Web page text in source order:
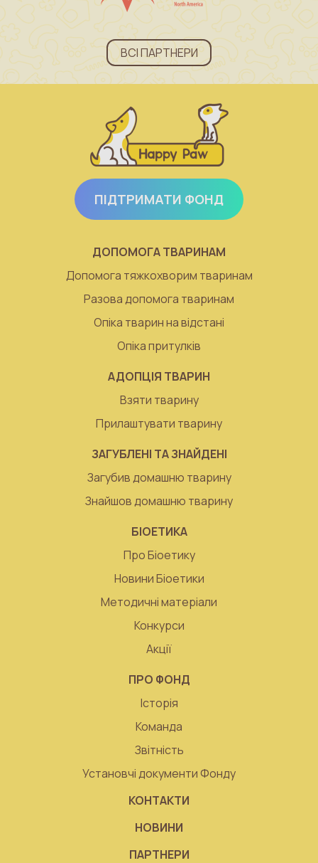
ВСІ ПАРТНЕРИ
ПІДТРИМАТИ ФОНД
ДОПОМОГА ТВАРИНАМ
Допомога тяжкохворим тваринам
Разова допомога тваринам
Опіка тварин на відстані
Опіка притулків
АДОПЦІЯ ТВАРИН
Взяти тварину
Прилаштувати тварину
ЗАГУБЛЕНІ ТА ЗНАЙДЕНІ
Загубив домашню тварину
Знайшов домашню тварину
БІОЕТИКА
Про Біоетику
Новини Біоетики
Методичні матеріали
Конкурси
Акції
ПРО ФОНД
Історія
Команда
Звітність
Установчі документи Фонду
КОНТАКТИ
НОВИНИ
ПАРТНЕРИ